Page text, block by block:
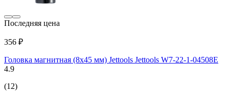
Последняя цена
356 ₽
Головка магнитная (8х45 мм) Jettools Jettools W7-22-1-04508E
4.9
(12)